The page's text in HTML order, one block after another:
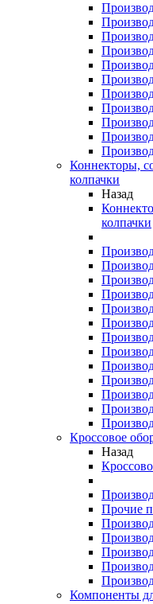
Коннекторы,
колпачки
Назад
колпачки
Кроссовое
Назад
Прочие
Компоненты